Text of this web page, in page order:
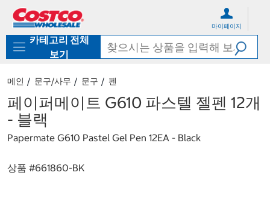
로
기
가
마이페이지
카테고리 전체
보기
메인 문구/사무 문구 펜
페이퍼메이트 G610 파스텔 젤펜 12개
- 블랙
Papermate G610 Pastel Gel Pen 12EA - Black
상품 #661860-BK